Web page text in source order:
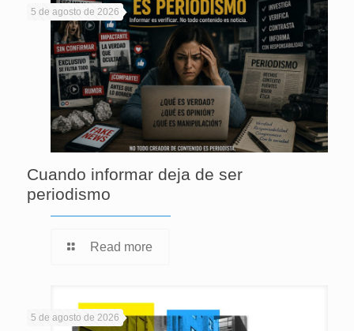
5 de agosto de 2026
Cuando informar deja de ser
periodismo
Read more
5 de agosto de 2026